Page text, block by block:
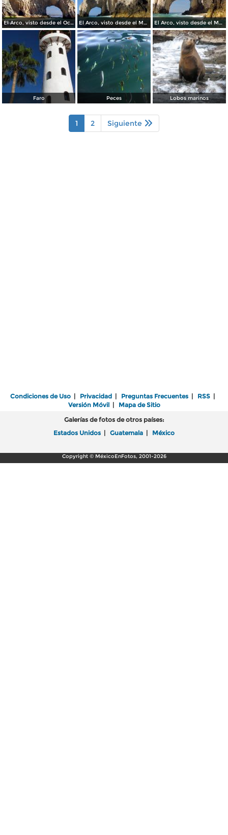
El Arco, visto desde el Océano Pacífico El Arco, visto desde el Mar de Cortés El Arco, visto desde el Mar de Cortés
Faro Peces Lobos marinos
1 2 Siguiente
Condiciones de Uso | Privacidad | Preguntas Frecuentes | RSS |
Versión Móvil| Mapa de Sitio
Galerías de fotos de otros países:
Estados Unidos | Guatemala | México
Copyright © MéxicoEnFotos, 2001-2026